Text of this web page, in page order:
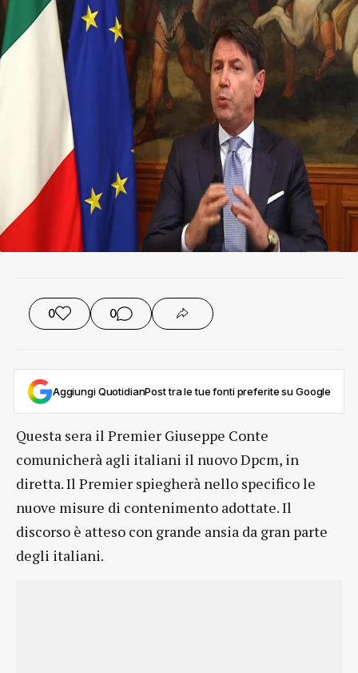
0 0
Aggiungi QuotidianPost tra le tue fonti preferite su Google
Questa sera il Premier Giuseppe Conte
comunicherà agli italiani il nuovo Dpcm, in
diretta. Il Premier spiegherà nello specifico le
nuove misure di contenimento adottate. Il
discorso è atteso con grande ansia da gran parte
degli italiani.